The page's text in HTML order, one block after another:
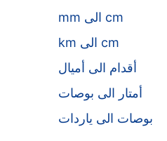
mm الى cm
km الى cm
أقدام الى أميال
أمتار الى بوصات
بوصات الى ياردات